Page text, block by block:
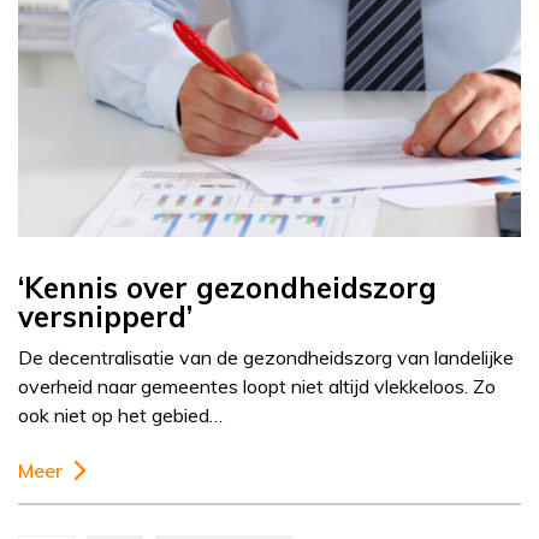
‘Kennis over gezondheidszorg
versnipperd’
De decentralisatie van de gezondheidszorg van landelijke
overheid naar gemeentes loopt niet altijd vlekkeloos. Zo
ook niet op het gebied…
Meer